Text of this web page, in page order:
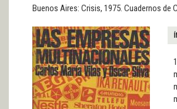
Buenos Aires: Crisis, 1975. Cuadernos de